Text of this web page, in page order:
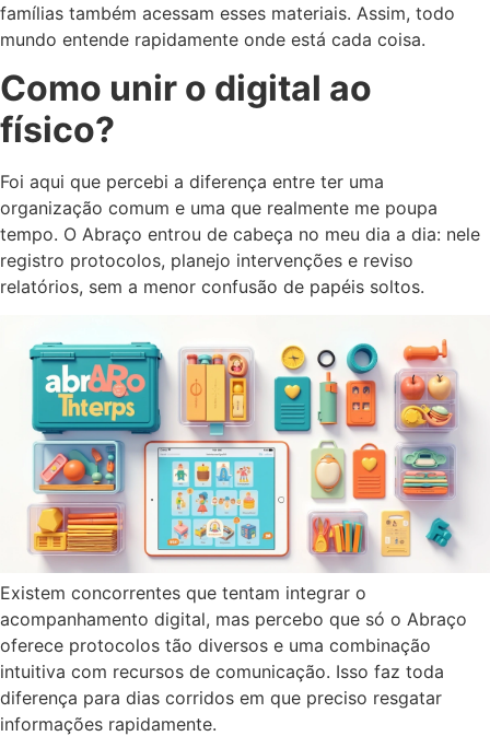
famílias também acessam esses materiais. Assim, todo
mundo entende rapidamente onde está cada coisa.
Como unir o digital ao
físico?
Foi aqui que percebi a diferença entre ter uma
organização comum e uma que realmente me poupa
tempo. O Abraço entrou de cabeça no meu dia a dia: nele
registro protocolos, planejo intervenções e reviso
relatórios, sem a menor confusão de papéis soltos.
Existem concorrentes que tentam integrar o
acompanhamento digital, mas percebo que só o Abraço
oferece protocolos tão diversos e uma combinação
intuitiva com recursos de comunicação. Isso faz toda
diferença para dias corridos em que preciso resgatar
informações rapidamente.